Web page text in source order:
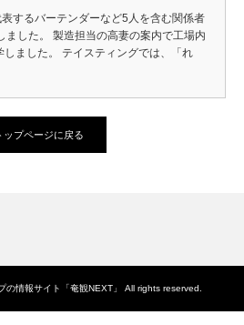
するバーテンダーなど5人を含む関係者
ました。 製造担当の高妻の案内で工場内
ました。 テイスティングでは、「れ
ップページに戻る
の情報サイト「奄観NEXT」 All rights reserved.